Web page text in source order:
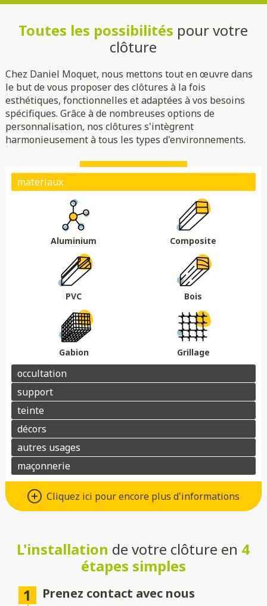
Toutes les possibilités pour votre
clôture
Chez Daniel Moquet, nous mettons tout en œuvre dans
le but de vous proposer des clôtures à la fois
esthétiques, fonctionnelles et adaptées à vos besoins
spécifiques. Grâce à de nombreuses options de
personnalisation, nos clôtures s'intègrent
harmonieusement à tous les types d'environnements.
Aluminium Composite
PVC Bois
Gabion Grillage
Plein
Essences de bois
Coloris au choix
DMC 301
DMC 303 B
DMC 304
DMC 305
Barrière acoustique
Tour piscine
Couvertine
Cliquez ici pour encore plus d'informations
Un grand choix de matériaux de
qualité
: moderne, léger et résistant à la corrosion.
Composite
d’entretien.
L'installation de votre clôture en 4
étapes simples
Prenez contact avec nous